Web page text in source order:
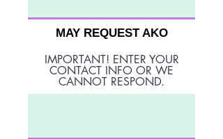
MAY REQUEST AKO
IMPORTANT! ENTER YOUR
CONTACT INFO OR WE
CANNOT RESPOND.